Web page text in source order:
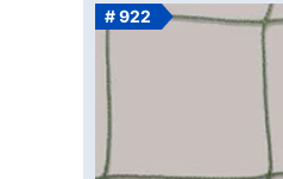
# 922